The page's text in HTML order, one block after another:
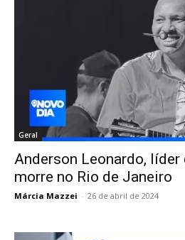
Geral
Anderson Leonardo, líder
morre no Rio de Janeiro
Márcia Mazzei - 26 de abril de 2024